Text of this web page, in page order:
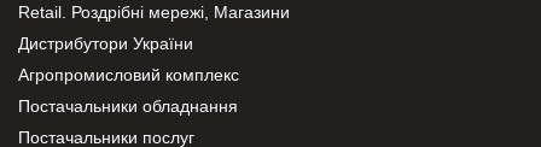
Retail. Роздрібні мережі, Магазини
Дистрибутори України
Агропромисловий комплекс
Постачальники обладнання
Постачальники послуг